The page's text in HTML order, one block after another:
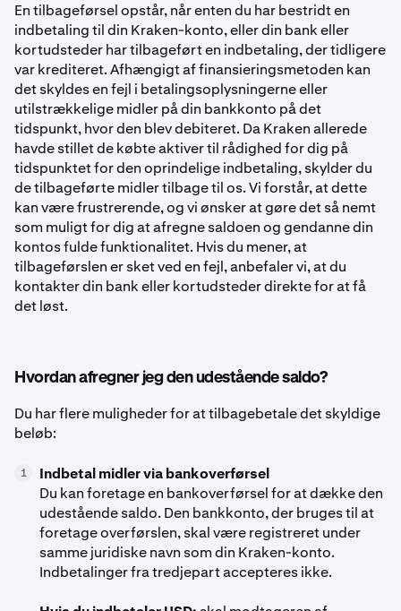
En tilbageførsel opstår, når enten du har bestridt en
indbetaling til din Kraken-konto, eller din bank eller
kortudsteder har tilbageført en indbetaling, der tidligere
var krediteret. Afhængigt af finansieringsmetoden kan
det skyldes en fejl i betalingsoplysningerne eller
utilstrækkelige midler på din bankkonto på det
tidspunkt, hvor den blev debiteret. Da Kraken allerede
havde stillet de købte aktiver til rådighed for dig på
tidspunktet for den oprindelige indbetaling, skylder du
de tilbageførte midler tilbage til os. Vi forstår, at dette
kan være frustrerende, og vi ønsker at gøre det så nemt
som muligt for dig at afregne saldoen og gendanne din
kontos fulde funktionalitet. Hvis du mener, at
tilbageførslen er sket ved en fejl, anbefaler vi, at du
kontakter din bank eller kortudsteder direkte for at få
det løst.
Hvordan afregner jeg den udestående saldo?
Du har flere muligheder for at tilbagebetale det skyldige
beløb:
1
Indbetal midler via bankoverførsel
Du kan foretage en bankoverførsel for at dække den
udestående saldo. Den bankkonto, der bruges til at
foretage overførslen, skal være registreret under
samme juridiske navn som din Kraken-konto.
Indbetalinger fra tredjepart accepteres ikke.